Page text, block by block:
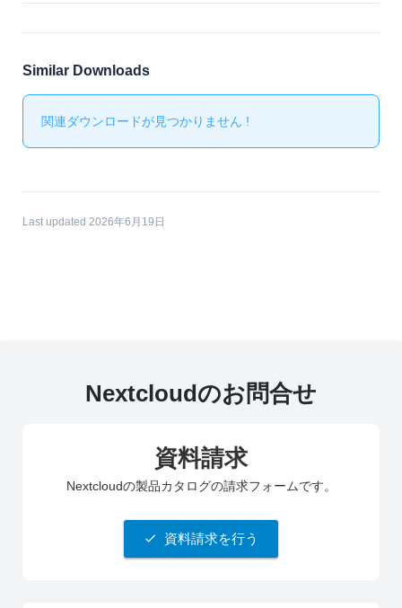
Similar Downloads
関連ダウンロードが見つかりません !
Last updated 2026年6月19日
Nextcloudのお問合せ
資料請求
Nextcloudの製品カタログの請求フォームです。
資料請求を行う